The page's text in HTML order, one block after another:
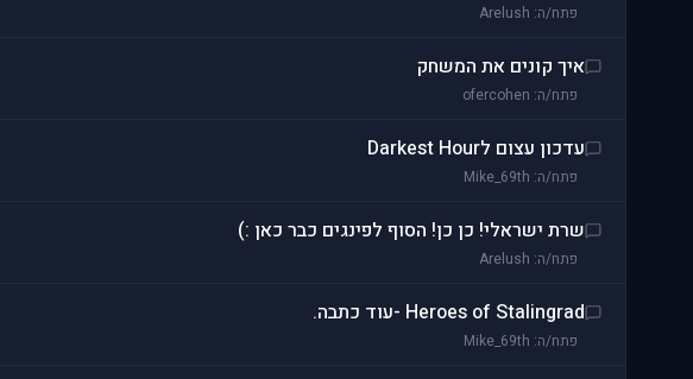
פתח/ה: Arelush
איך קונים את המשחק
פתח/ה: ofercohen
עדכון עצום לDarkest Hour
פתח/ה: Mike_69th
שרת ישראלי! כן כן! הסוף לפינגים כבר כאן :)
פתח/ה: Arelush
Heroes of Stalingrad -עוד כתבה.
פתח/ה: Mike_69th